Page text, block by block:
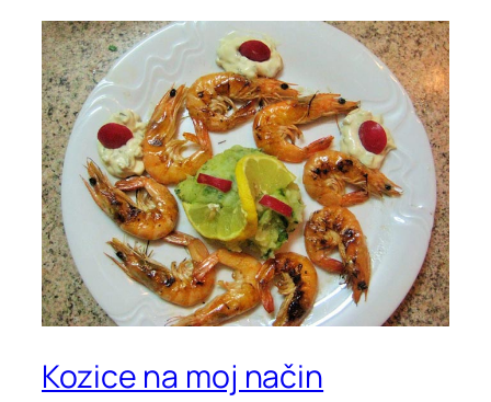
Kozice na moj način